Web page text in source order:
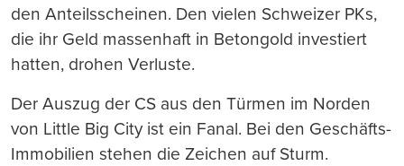
den Anteilsscheinen. Den vielen Schweizer PKs,
die ihr Geld massenhaft in Betongold investiert
hatten, drohen Verluste.
Der Auszug der CS aus den Türmen im Norden
von Little Big City ist ein Fanal. Bei den Geschäfts-
Immobilien stehen die Zeichen auf Sturm.